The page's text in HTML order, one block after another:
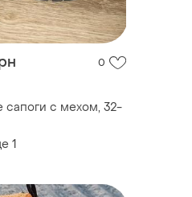
0
сапоги с мехом, 32-
1